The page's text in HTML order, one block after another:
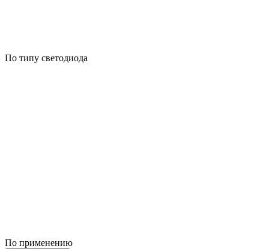
По типу светодиода
По применению